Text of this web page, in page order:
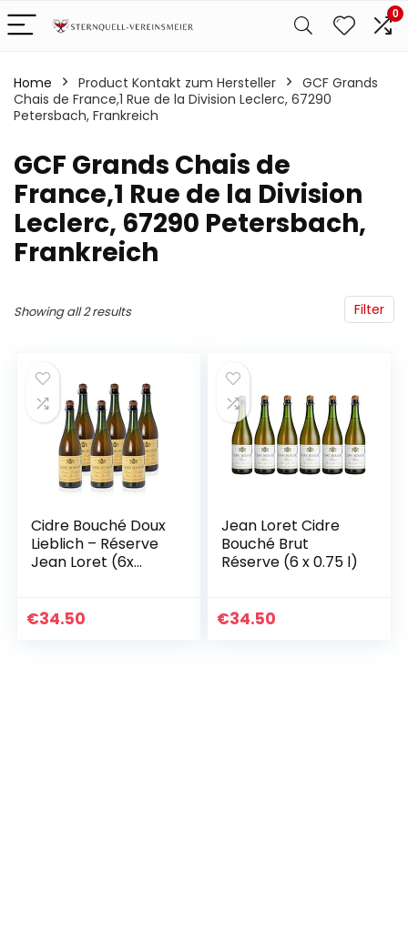
0
Home Product Kontakt zum Hersteller
‎GCF Grands
Chais de France,1 Rue de la Division Leclerc, 67290
Petersbach, Frankreich
‎GCF Grands Chais de
France,1 Rue de la Division
Leclerc, 67290 Petersbach,
Frankreich
Filter
Showing all 2 results
Cidre Bouché Doux
Lieblich – Réserve
Jean Loret (6x
€34.50
Jean Loret Cidre
Bouché Brut
Réserve (6 x 0.75 l)
€34.50